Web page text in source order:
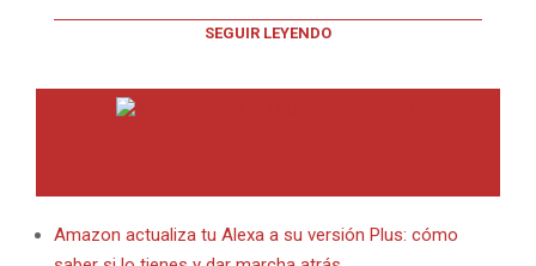
SEGUIR LEYENDO
Amazon actualiza tu Alexa a su versión Plus: cómo